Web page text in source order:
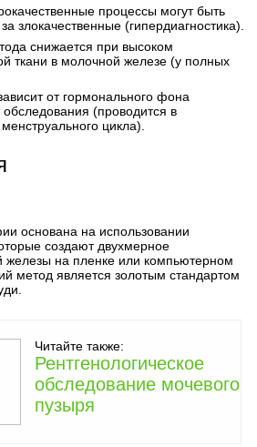
процессы могут быть
злокачественные (гипердиагностика).
снижается при высоком
ткани в молочной железе (у полных
от гормонального фона
(проводится в
цикла).
основана на использовании
создают двухмерное
железы на пленке или компьютерном
метод является золотым стандартом
Читайте также:
Рентгенологическое
обследование мочевого
пузыря